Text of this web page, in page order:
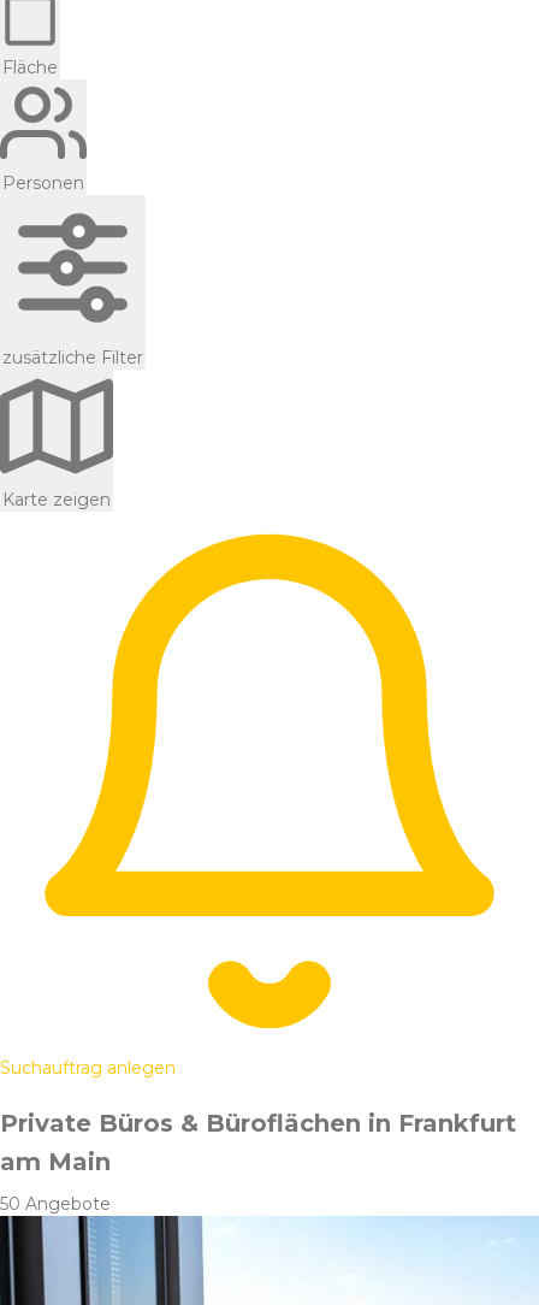
Fläche
Personen
zusätzliche Filter
Karte zeigen
Suchauftrag anlegen
Private Büros & Büroflächen in Frankfurt
am Main
50 Angebote